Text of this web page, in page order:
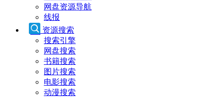
网盘资源导航
线报
资源搜索
搜索引擎
网盘搜索
书籍搜索
图片搜索
电影搜索
动漫搜索